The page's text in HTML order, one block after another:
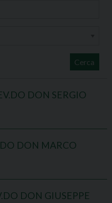
Cerca
DON SERGIO
DON MARCO
DON GIUSEPPE